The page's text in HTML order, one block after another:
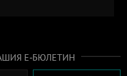
Е-БЮЛЕТИН